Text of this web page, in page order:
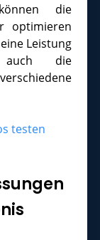
die
optimieren
Leistung
auch die
testen